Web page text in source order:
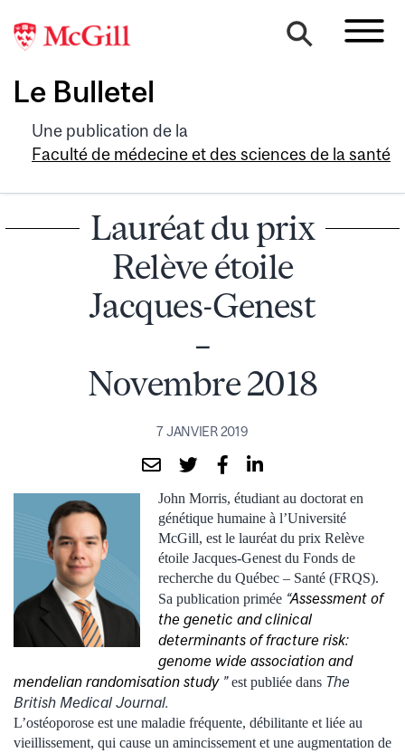
Le Bulletel
Une publication de la
Faculté de médecine et des sciences de la santé
Lauréat du prix
Relève étoile
Jacques-Genest
–
Novembre 2018
7 JANVIER 2019
John Morris, étudiant au doctorat en
génétique humaine à l’Université
McGill, est le lauréat du prix Relève
étoile Jacques-Genest du Fonds de
recherche du Québec – Santé (FRQS).
Sa publication primée “Assessment of
the genetic and clinical
determinants of fracture risk:
genome wide association and
mendelian randomisation study”est publiée dans The
British Medical Journal.
L’ostéoporose est une maladie fréquente, débilitante et liée au
vieillissement, qui cause un amincissement et une augmentation de